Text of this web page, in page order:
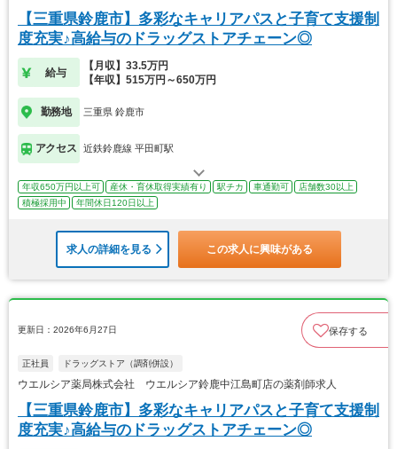
【三重県鈴鹿市】多彩なキャリアパスと子育て支援制
度充実♪高給与のドラッグストアチェーン◎
給与
【月収】33.5万円
【年収】515万円～650万円
勤務地 三重県 鈴鹿市
アクセス 近鉄鈴鹿線 平田町駅
年収650万円以上可 産休・育休取得実績有り 駅チカ 車通勤可
店舗数30以上
積極採用中
年間休日120日以上
求人の詳細を見る この求人に興味がある
更新日：2026年6月27日 保存する
正社員 ドラッグストア（調剤併設）
ウエルシア薬局株式会社 ウエルシア鈴鹿中江島町店の薬剤師求人
【三重県鈴鹿市】多彩なキャリアパスと子育て支援制
度充実♪高給与のドラッグストアチェーン◎